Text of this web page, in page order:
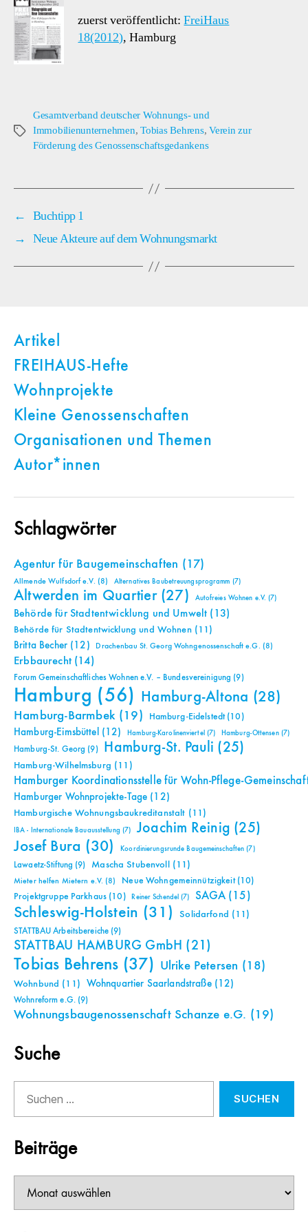
zuerst veröffentlicht:FreiHaus
18(2012), Hamburg
Schlagwörter
Gesamtverband deutscher Wohnungs- und
Immobilienunternehmen,Tobias Behrens,Verein zur
Förderung des Genossenschaftsgedankens
← Buchtipp 1
→ Neue Akteure auf dem Wohnungsmarkt
Artikel
FREIHAUS-Hefte
Wohnprojekte
Kleine Genossenschaften
Organisationen und Themen
Autor*innen
Schlagwörter
Agentur für Baugemeinschaften (17)
Allmende Wulfsdorf e.V. (8) Alternatives Baubetreuungsprogramm (7)
Altwerden im Quartier(27) Autofreies Wohnen e.V. (7)
Behörde für Stadtentwicklung und Umwelt (13)
Behörde für Stadtentwicklung und Wohnen(11)
Britta Becher(12) Drachenbau St. Georg Wohngenossenschaft e.G. (8)
Erbbaurecht(14)
Forum Gemeinschaftliches Wohnen e.V. – Bundesvereinigung (9)
Hamburg (56) Hamburg-Altona (28)
Hamburg-Barmbek(19) Hamburg-Eidelstedt(10)
Hamburg-Eimsbüttel (12) Hamburg-Karolinenviertel (7) Hamburg-Ottensen(7)
Hamburg-St. Georg (9) Hamburg-St. Pauli (25)
Hamburg-Wilhelmsburg (11)
Hamburger Koordinationsstelle für Wohn-Pflege-
Hamburger Wohnprojekte-Tage (12)
Hamburgische Wohnungsbaukreditanstalt (11)
IBA - Internationale Bauausstellung (7) Joachim Reinig (25)
Josef Bura (30) Koordinierungsrunde Baugemeinschaften (7)
Lawaetz-Stiftung (9) Mascha Stubenvoll (11)
Mieter helfen Mietern e.V. (8) Neue Wohngemeinnützigkeit(10)
Projektgruppe Parkhaus (10) Reiner Schendel (7) SAGA(15)
Schleswig-Holstein (31) Solidarfond (11)
STATTBAU Arbeitsbereiche (9)
STATTBAU HAMBURG GmbH (21)
Tobias Behrens (37) Ulrike Petersen (18)
Wohnbund (11) Wohnquartier Saarlandstraße(12)
Wohnreform e.G.(9)
Wohnungsbaugenossenschaft Schanze e.G. (19)
Suche
nach:
Beiträge